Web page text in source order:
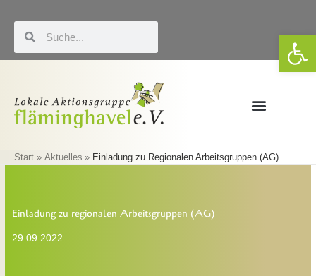
Inhalt
springen
Start Aktuelles Einladung zu Regionalen Arbeitsgruppen (AG)
Einladung zu regionalen Arbeitsgruppen (AG)
29.09.2022